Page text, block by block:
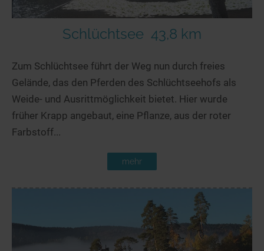
Schlüchtsee 43,8 km
Zum Schlüchtsee führt der Weg nun durch freies
Gelände, das den Pferden des Schlüchtseehofs als
Weide- und Ausrittmöglichkeit bietet. Hier wurde
früher Krapp angebaut, eine Pflanze, aus der roter
Farbstoff...
mehr